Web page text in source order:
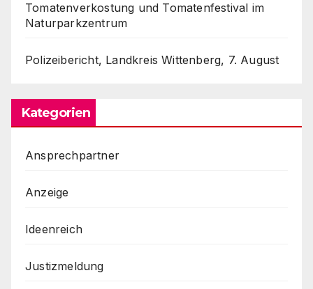
Tomatenverkostung und Tomatenfestival im
Naturparkzentrum
Polizeibericht, Landkreis Wittenberg, 7. August
Kategorien
Ansprechpartner
Anzeige
Ideenreich
Justizmeldung